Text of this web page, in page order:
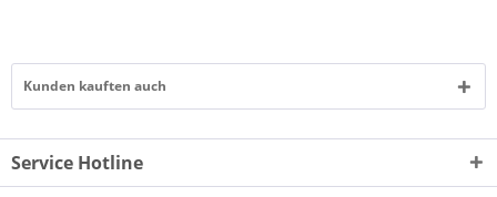
Kunden kauften auch
Service Hotline